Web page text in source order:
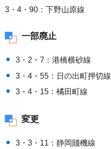
3・4・90：下野山原線
一部廃止
3・2・7：港橋横砂線
3・4・55：日の出町押切線
3・4・15：橘田町線
変更
3・3・11：静岡賤機線